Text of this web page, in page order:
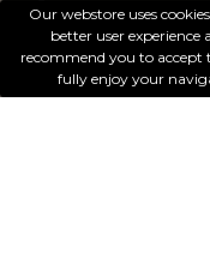
Our webstore uses
better user experience
recommend you to accept
fully enjoy your
© 2017 -
Création de